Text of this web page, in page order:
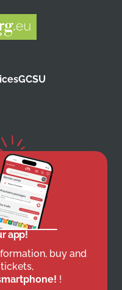
GCSU
app!
buy and
!